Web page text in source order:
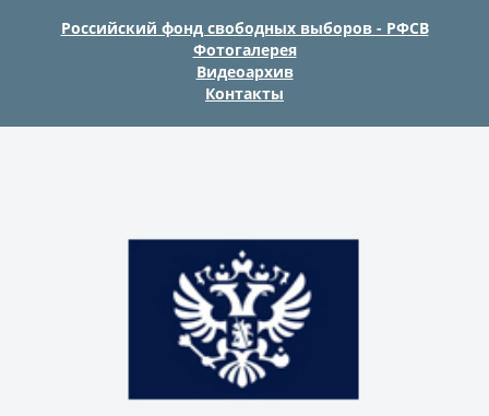
Российский фонд свободных выборов - РФСВ
Фотогалерея
Видеоархив
Контакты